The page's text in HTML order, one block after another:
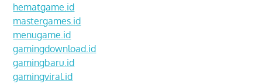
hematgame.id
mastergames.id
menugame.id
gamingdownload.id
gamingbaru.id
gamingviral.id